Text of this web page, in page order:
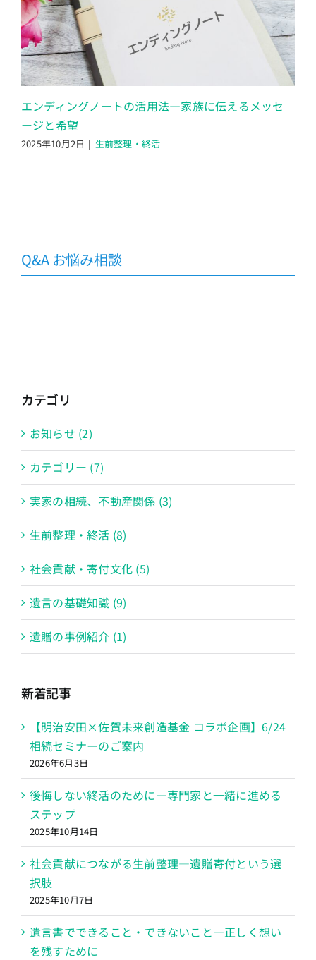
エンディングノートの活用法―家族に伝えるメッセ
ージと希望
2025年10月2日 | 生前整理・終活
Q&A お悩み相談
カテゴリ
お知らせ (2)
カテゴリー (7)
実家の相続、不動産関係 (3)
生前整理・終活 (8)
社会貢献・寄付文化 (5)
遺言の基礎知識 (9)
遺贈の事例紹介 (1)
新着記事
【明治安田×佐賀未来創造基金 コラボ企画】6/24
相続セミナーのご案内
2026年6月3日
後悔しない終活のために―専門家と一緒に進める
ステップ
2025年10月14日
社会貢献につながる生前整理―遺贈寄付という選
択肢
2025年10月7日
遺言書でできること・できないこと―正しく想い
を残すために